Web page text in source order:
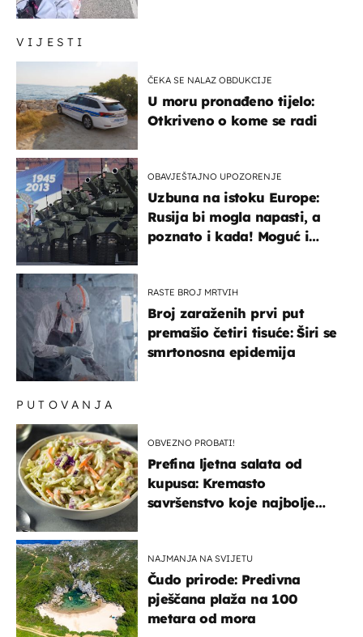
VIJESTI
ČEKA SE NALAZ OBDUKCIJE
U moru pronađeno tijelo:
Otkriveno o kome se radi
OBAVJEŠTAJNO UPOZORENJE
Uzbuna na istoku Europe:
Rusija bi mogla napasti, a
poznato i kada! Moguć i
RASTE BROJ MRTVIH
Broj zaraženih prvi put
premašio četiri tisuće: Širi se
smrtonosna epidemija
PUTOVANJA
OBVEZNO PROBATI!
Prefina ljetna salata od
kupusa: Kremasto
savršenstvo koje najbolje
NAJMANJA NA SVIJETU
Čudo prirode: Predivna
pješčana plaža na 100
metara od mora